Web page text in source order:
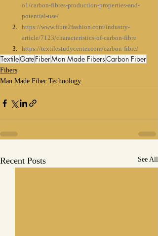
o1/carbon-fibres-production-properties-and-
potential-use/
https://www.fibre2fashion.com/industry-
article/7123/characteristics-of-carbon-fibre
https://textilestudycenter.com/carbon-fibre/
TextileGateFiberMan Made FibersCarbon Fiber
Fibers
Man Made Fiber Technology
Recent Posts See All